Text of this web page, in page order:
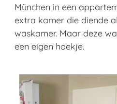
München in een
extra kamer die diende
waskamer. Maar deze
een eigen hoekje.